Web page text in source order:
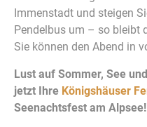
Immenstadt und steigen
Pendelbus um – so bleibt
Sie können den Abend in
Lust auf Sommer, See
jetzt Ihre Königshäuser
Seenachtsfest am Alpsee!